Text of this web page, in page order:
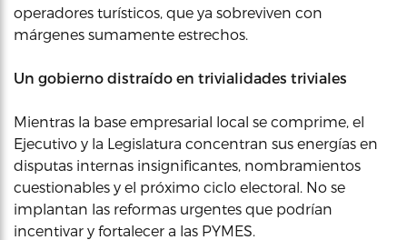
operadores turísticos, que ya sobreviven con
márgenes sumamente estrechos.
Un gobierno distraído en trivialidades triviales
Mientras la base empresarial local se comprime, el
Ejecutivo y la Legislatura concentran sus energías en
disputas internas insignificantes, nombramientos
cuestionables y el próximo ciclo electoral. No se
implantan las reformas urgentes que podrían
incentivar y fortalecer a las PYMES.